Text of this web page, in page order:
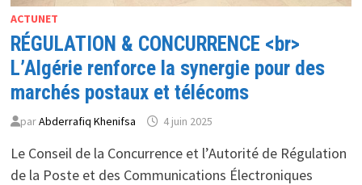
ACTUNET
RÉGULATION & CONCURRENCE <br>
L’Algérie renforce la synergie pour des
marchés postaux et télécoms
parAbderrafiq Khenifsa 4 juin 2025
Le Conseil de la Concurrence et l’Autorité de Régulation
de la Poste et des Communications Électroniques